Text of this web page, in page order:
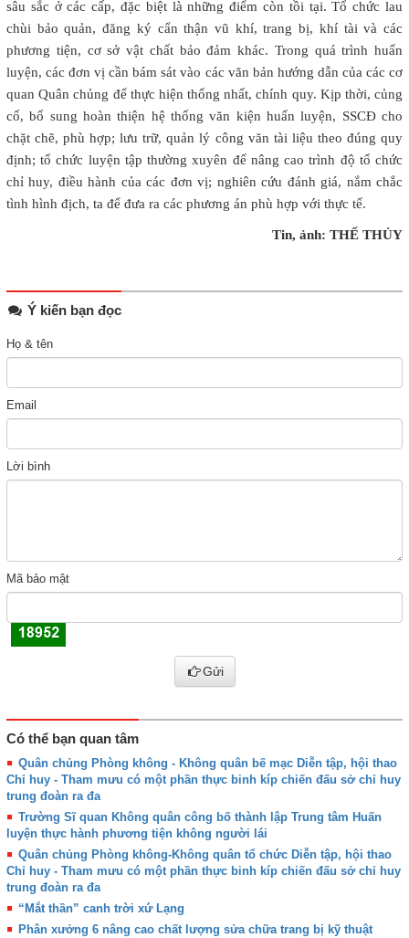
sâu sắc ở các cấp, đặc biệt là những điểm còn tồi tại. Tổ chức lau
chùi bảo quản, đăng ký cẩn thận vũ khí, trang bị, khí tài và các
phương tiện, cơ sở vật chất bảo đảm khác. Trong quá trình huấn
luyện, các đơn vị cần bám sát vào các văn bản hướng dẫn của các cơ
quan Quân chủng để thực hiện thống nhất, chính quy. Kịp thời, củng
cố, bổ sung hoàn thiện hệ thống văn kiện huấn luyện, SSCĐ cho
chặt chẽ, phù hợp; lưu trữ, quản lý công văn tài liệu theo đúng quy
định; tổ chức luyện tập thường xuyên để nâng cao trình độ tổ chức
chỉ huy, điều hành của các đơn vị; nghiên cứu đánh giá, nắm chắc
tình hình địch, ta để đưa ra các phương án phù hợp với thực tế.
Tin, ảnh: THẾ THỦY
Ý kiến bạn đọc
Họ & tên
Email
Lời bình
Mã bảo mật
Gửi
Có thể bạn quan tâm
Quân chủng Phòng không - Không quân bế mạc Diễn tập, hội thao
Chỉ huy - Tham mưu có một phần thực binh kíp chiến đấu sở chỉ huy
trung đoàn ra đa
Trường Sĩ quan Không quân công bố thành lập Trung tâm Huấn
luyện thực hành phương tiện không người lái
Quân chủng Phòng không-Không quân tổ chức Diễn tập, hội thao
Chỉ huy - Tham mưu có một phần thực binh kíp chiến đấu sở chỉ huy
trung đoàn ra đa
“Mắt thần” canh trời xứ Lạng
Phân xưởng 6 nâng cao chất lượng sửa chữa trang bị kỹ thuật